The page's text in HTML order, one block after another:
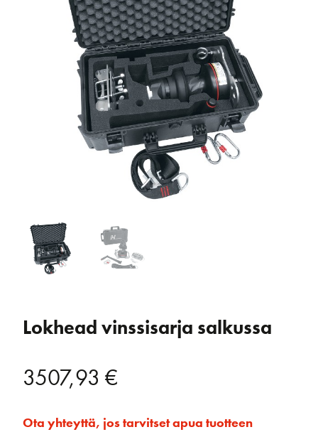
Lokhead vinssisarja salkussa
3507,93 €
Ota yhteyttä, jos tarvitset apua tuotteen